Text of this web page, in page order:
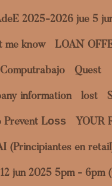
2025-2026 jue 5
me know LOAN
Quest
information lost
Lоѕѕ YOUR
(Principiantes en
jun 2025 5pm - 6pm